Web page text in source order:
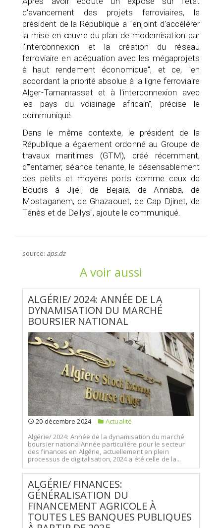
d'avancement des projets ferroviaires, le
président de la République a "enjoint d'accélérer
la mise en œuvre du plan de modernisation par
l'interconnexion et la création du réseau
ferroviaire en adéquation avec les mégaprojets
à haut rendement économique", et ce, "en
accordant la priorité absolue à la ligne ferroviaire
Alger-Tamanrasset et à l'interconnexion avec
les pays du voisinage africain", précise le
communiqué.
Dans le même contexte, le président de la
République a également ordonné au Groupe de
travaux maritimes (GTM), créé récemment,
d'"entamer, séance tenante, le désensablement
des petits et moyens ports comme ceux de
Boudis à Jijel, de Bejaïa, de Annaba, de
Mostaganem, de Ghazaouet, de Cap Djinet, de
Ténès et de Dellys", ajoute le communiqué.
source: aps.dz
A voir aussi
ALGÉRIE/ 2024: ANNÉE DE LA
DYNAMISATION DU MARCHÉ
BOURSIER NATIONAL
20 décembre 2024
Actualité
Algérie/ 2024: Année de la dynamisation du marché
boursier nationalAnnée particulière pour le secteur
des finances en Algérie, actuellement en plein
processus de digitalisation, 2024 a été celle de la...
ALGÉRIE/ FINANCES:
GÉNÉRALISATION DU
FINANCEMENT AGRICOLE À
TOUTES LES BANQUES PUBLIQUES